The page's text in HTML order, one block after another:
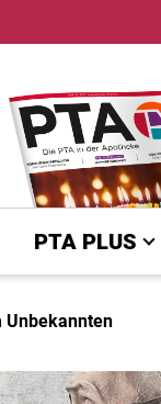
PTA PLUS
Unbekannten